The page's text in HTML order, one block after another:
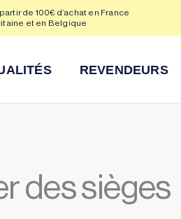
de 100€ d’achat en France
et en Belgique
REVENDEURS
des sièges